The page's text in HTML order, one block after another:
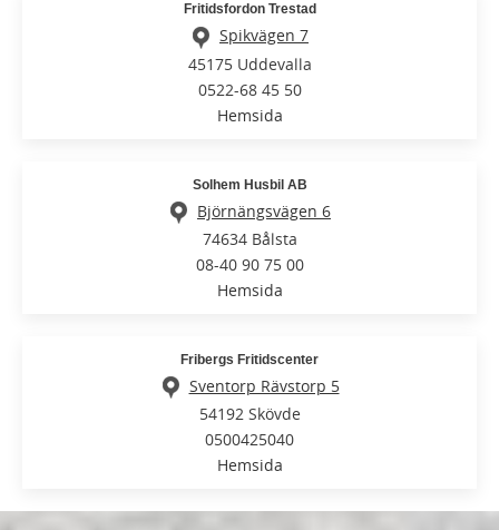
Fritidsfordon Trestad
Spikvägen 7
45175 Uddevalla
0522-68 45 50
Hemsida
Solhem Husbil AB
Björnängsvägen 6
74634 Bålsta
08-40 90 75 00
Hemsida
Fribergs Fritidscenter
Sventorp Rävstorp 5
54192 Skövde
0500425040
Hemsida